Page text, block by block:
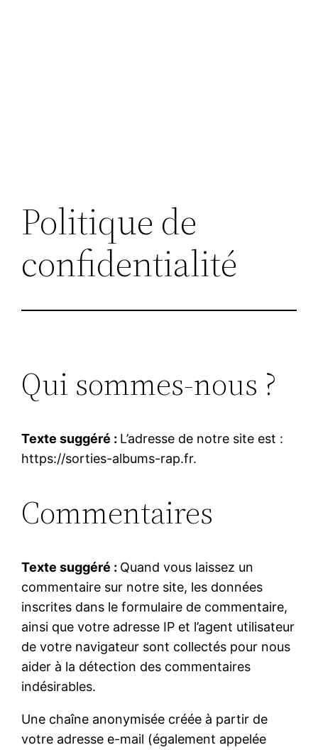
Politique de
confidentialité
Qui sommes-nous ?
Texte suggéré : L’adresse de notre site est :
https://sorties-albums-rap.fr.
Commentaires
Texte suggéré : Quand vous laissez un
commentaire sur notre site, les données
inscrites dans le formulaire de commentaire,
ainsi que votre adresse IP et l’agent utilisateur
de votre navigateur sont collectés pour nous
aider à la détection des commentaires
indésirables.
Une chaîne anonymisée créée à partir de
votre adresse e-mail (également appelée